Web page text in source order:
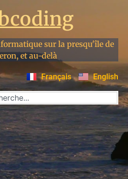
sur la presqu'île de
et au-delà
Français English